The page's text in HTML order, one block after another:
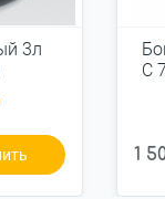
3л
C
1